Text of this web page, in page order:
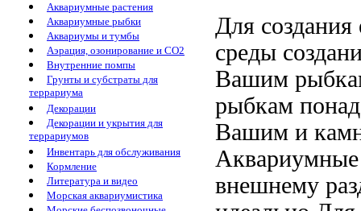
Аквариумные растения
Аквариумные рыбки
Аквариумы и тумбы
Аэрация, озонирование и CO2
Внутренние помпы
Грунты и субстраты для
террариума
Декорации
Декорации и укрытия для
террариумов
Инвентарь для обслуживания
Кормление
Литература и видео
Морская аквариумистика
Для создания
среды
Вашим
рыбкам
Вашим и
внешнему